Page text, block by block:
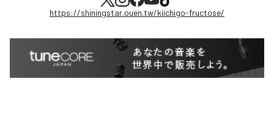
https://shiningstar.ouen.tw/kiichigo-fructose/